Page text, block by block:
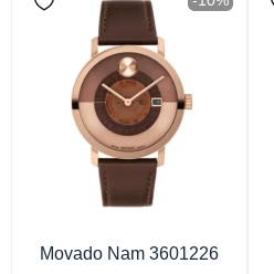
Movado Nam 3601226